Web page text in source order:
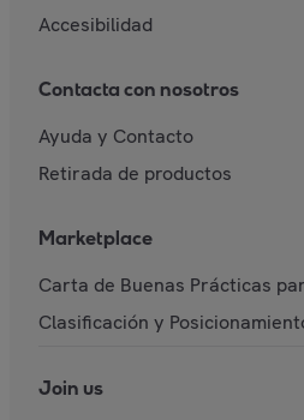
Accesibilidad
Contacta con nosotros
Ayuda y Contacto
Retirada de productos
Marketplace
Carta de Buenas Prácticas
Clasificación y
Join us